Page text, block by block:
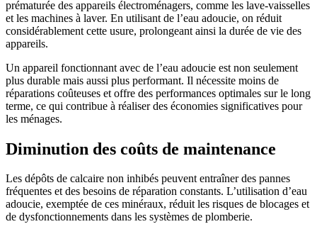
prématurée des appareils électroménagers, comme les lave-vaisselles
et les machines à laver. En utilisant de l’eau adoucie, on réduit
considérablement cette usure, prolongeant ainsi la durée de vie des
appareils.
Un appareil fonctionnant avec de l’eau adoucie est non seulement
plus durable mais aussi plus performant. Il nécessite moins de
réparations coûteuses et offre des performances optimales sur le long
terme, ce qui contribue à réaliser des économies significatives pour
les ménages.
Diminution des coûts de maintenance
Les dépôts de calcaire non inhibés peuvent entraîner des pannes
fréquentes et des besoins de réparation constants. L’utilisation d’eau
adoucie, exemptée de ces minéraux, réduit les risques de blocages et
de dysfonctionnements dans les systèmes de plomberie.